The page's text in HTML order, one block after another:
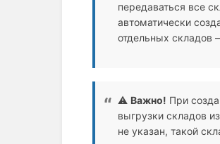
передаваться все
автоматически
отдельных складов
⚠️ Важно! При
выгрузки складов
не указан, такой